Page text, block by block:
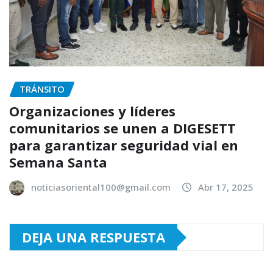
TRÁNSITO
Organizaciones y líderes
comunitarios se unen a DIGESETT
para garantizar seguridad vial en
Semana Santa
noticiasoriental100@gmail.com Abr 17, 2025
DEJA UNA RESPUESTA